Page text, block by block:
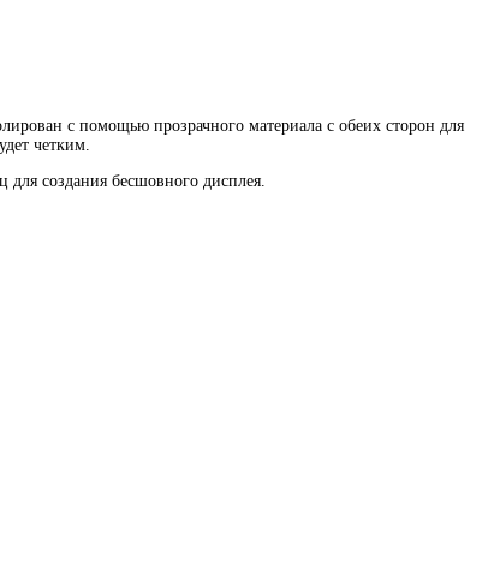
с помощью прозрачного материала с обеих сторон для
четким.
создания бесшовного дисплея.